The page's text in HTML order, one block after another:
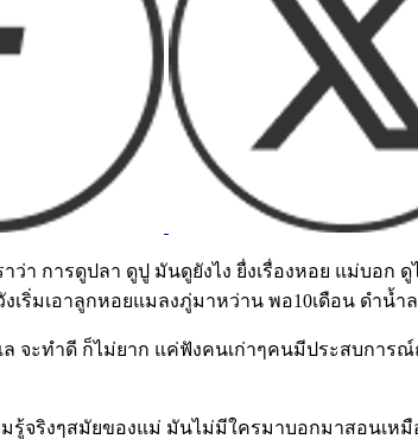
ว่า การดูปลา ดูปู มันดูยังไง ยื่งเรื่องหอย แม่บอก
เริ่มเอาลูกหอยแมลงภู่มาหว่าน พอ10เดือน ดำน้ำ
จะทำดี ก็ไม่ยาก แค่ฟังคนเก่าๆคนมีประสบกา
รู้จริงๆสมัยของแม่ มันไม่มีใครมาบอกมาสอนเห